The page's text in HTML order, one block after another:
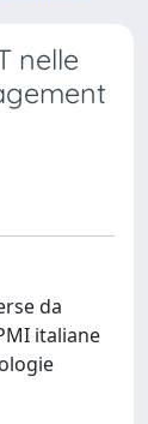
nelle
da
italiane